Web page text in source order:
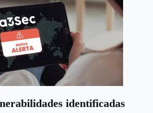
identificadas